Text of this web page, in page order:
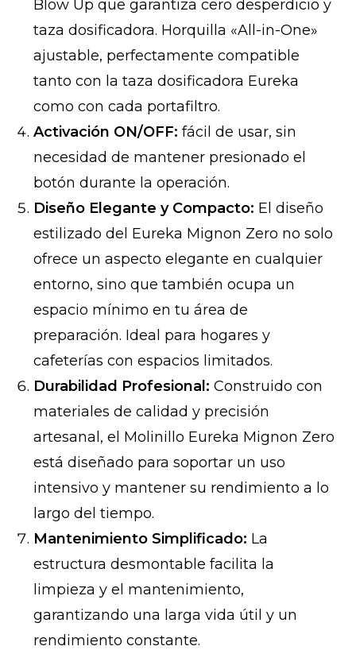
Blow Up que garantiza cero desperdicio y
taza dosificadora. Horquilla «All-in-One»
ajustable, perfectamente compatible
tanto con la taza dosificadora Eureka
como con cada portafiltro.
Activación ON/OFF: fácil de usar, sin
necesidad de mantener presionado el
botón durante la operación.
Diseño Elegante y Compacto: El diseño
estilizado del Eureka Mignon Zero no solo
ofrece un aspecto elegante en cualquier
entorno, sino que también ocupa un
espacio mínimo en tu área de
preparación. Ideal para hogares y
cafeterías con espacios limitados.
Durabilidad Profesional: Construido con
materiales de calidad y precisión
artesanal, el Molinillo Eureka Mignon Zero
está diseñado para soportar un uso
intensivo y mantener su rendimiento a lo
largo del tiempo.
Mantenimiento Simplificado: La
estructura desmontable facilita la
limpieza y el mantenimiento,
garantizando una larga vida útil y un
rendimiento constante.